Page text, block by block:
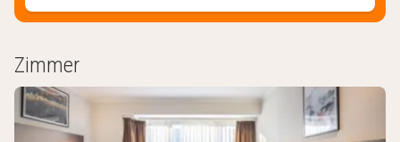
Zimmer